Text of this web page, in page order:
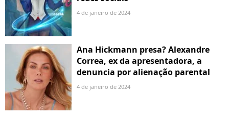
4 de janeiro de 2024
Ana Hickmann presa? Alexandre
Correa, ex da apresentadora, a
denuncia por alienação parental
4 de janeiro de 2024